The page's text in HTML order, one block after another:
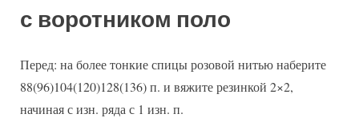
с воротником поло
Перед: на более тонкие спицы розовой нитью наберите
88(96)104(120)128(136) п. и вяжите резинкой 2×2,
начиная с изн. ряда с 1 изн. п.